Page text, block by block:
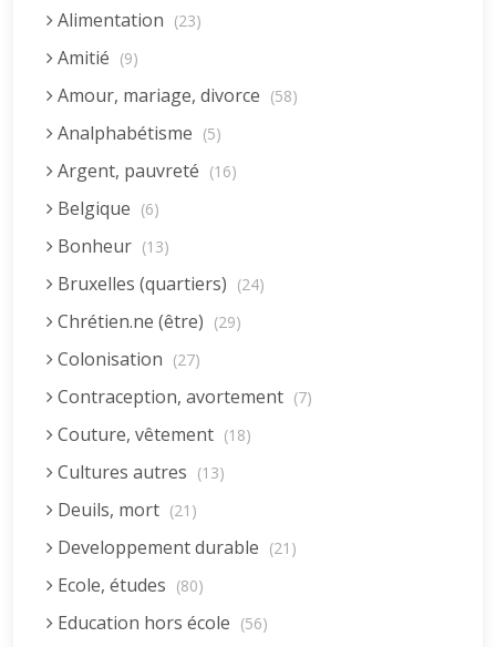
Alimentation (23)
Amitié (9)
Amour, mariage, divorce (58)
Analphabétisme (5)
Argent, pauvreté (16)
Belgique (6)
Bonheur (13)
Bruxelles (quartiers) (24)
Chrétien.ne (être) (29)
Colonisation (27)
Contraception, avortement (7)
Couture, vêtement (18)
Cultures autres (13)
Deuils, mort (21)
Developpement durable (21)
Ecole, études (80)
Education hors école (56)